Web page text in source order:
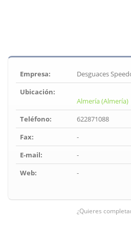
Empresa:
Desguaces
Ubicación:
Almería (Almería)
Teléfono:
622871088
Fax:
-
E-mail:
-
Web:
-
¿Quieres